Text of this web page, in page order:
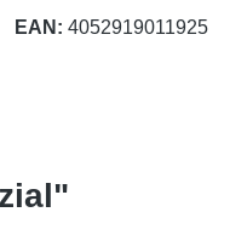
EAN: 4052919011925